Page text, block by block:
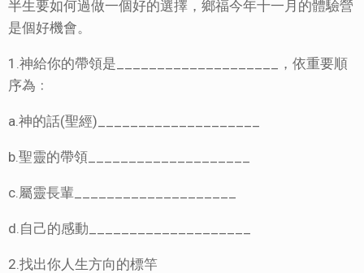
半生要如何過做一個好的選擇，鄉福今年十一月的體驗營
是個好機會。
1.神給你的帶領是____________________，依重要順
序為﹕
a.神的話(聖經)____________________
b.聖靈的帶領____________________
c.屬靈長輩____________________
d.自己的感動____________________
2.找出你人生方向的標竿